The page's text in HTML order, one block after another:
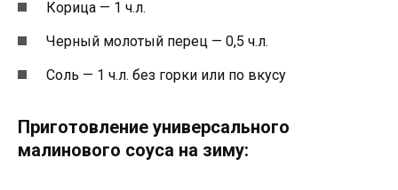
Корица — 1 ч.л.
Черный молотый перец — 0,5 ч.л.
Соль — 1 ч.л. без горки или по вкусу
Приготовление универсального
малинового соуса на зиму: